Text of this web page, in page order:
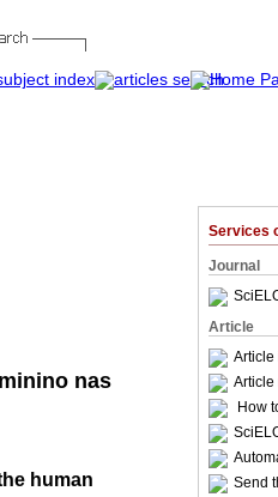
Services
Journal
Article
Article
Article
How
Send
nas
human